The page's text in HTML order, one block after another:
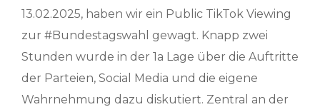
13.02.2025, haben wir ein Public TikTok Viewing
zur #Bundestagswahl gewagt. Knapp zwei
Stunden wurde in der 1a Lage über die Auftritte
der Parteien, Social Media und die eigene
Wahrnehmung dazu diskutiert. Zentral an der